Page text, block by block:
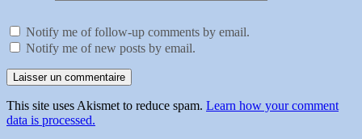
Notify me of follow-up comments by email.
Notify me of new posts by email.
This site uses Akismet to reduce spam. Learn how your comment
data is processed.